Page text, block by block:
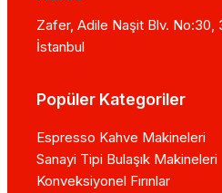
Zafer, Adile Naşit Blv. No:30,
İstanbul
Popüler Kategoriler
Espresso Kahve Makineleri
Sanayi Tipi Bulaşık Makineleri
Konveksiyonel Fırınlar